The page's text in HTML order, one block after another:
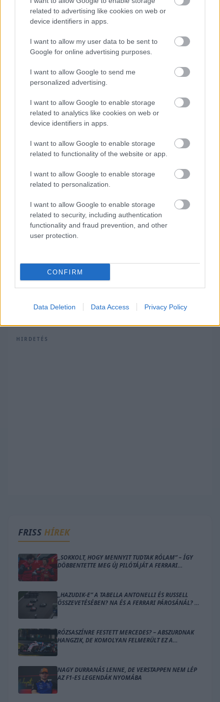
related to advertising like cookies on web or
device identifiers in apps.
I want to allow my user data to be sent to
Google for online advertising purposes.
I want to allow Google to send me
personalized advertising.
I want to allow Google to enable storage
related to analytics like cookies on web or
device identifiers in apps.
I want to allow Google to enable storage
related to functionality of the website or app.
I want to allow Google to enable storage
related to personalization.
I want to allow Google to enable storage
related to security, including authentication
functionality and fraud prevention, and other
user protection.
CONFIRM
Data Deletion Data Access Privacy Policy
Lévén jelenleg 150 pont az előnye, Russellnek jó
oka van azt gondolni, hogy jövőre is jelentősen
le tudja majd győzni az olaszt, aki persze
folyamatosan fejlődik, és aligha fog még egyszer
annyit hibázni egy szezon alatt, mint az idén.
Wolff ennek ellenére az Autosport Web szerint
nem akarja megadni ezt a záradékot Russellnek,
és azért húzódik a bejelentés, mert a
csapatfőnök késlelteti a szerződés
véglegesítését, nyomást helyezve ezzel a
pilótájára.
Itt állíthatod be, hogy a Racingline
cikkeit az elsők között lásd a Google
HIRDETÉS
FRISS HÍREK
„SOKKOLT, HOGY MENNYIT TUDTAK RÓLAM” – ÍGY
DÖBBENTETTE MEG ÚJ PILÓTÁJÁT A FERRARI
„HAZUDIK-E” A TABELLA ANTONELLI ÉS RUSSELL
ÖSSZEVETÉSÉBEN? NA ÉS A FERRARI PÁROSÁNÁL? –
RÓZSASZÍNRE FESTETT MERCEDES? – ABSZURDNAK
HANGZIK, DE KOMOLYAN FELMERÜLT EZ A
NAGY DURRANÁS LENNE, DE VERSTAPPEN NEM LÉP
AZ F1-ES LEGENDÁK NYOMÁBA